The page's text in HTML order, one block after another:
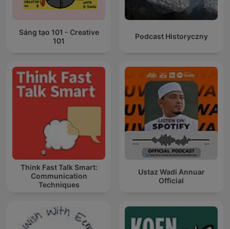
Sáng tạo 101 - Creative
101
Podcast Historyczny
Think Fast Talk Smart:
Communication
Techniques
Ustaz Wadi Annuar
Official